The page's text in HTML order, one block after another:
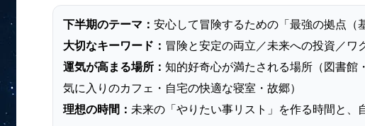
下半期のテーマ： 安心して冒険するための「最強の拠点（
大切なキーワード： 冒険と安定の両立／未来への投資／ワ
運気が高まる場所： 知的好奇心が満たされる場所（図書館
気に入りのカフェ・自宅の快適な寝室・故郷）
理想の時間： 未来の「やりたい事リスト」を作る時間と、